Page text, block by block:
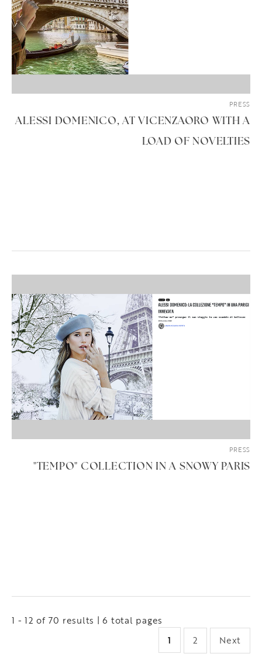
PRESS
ALESSI DOMENICO, AT VICENZAORO WITH A
LOAD OF NOVELTIES
PRESS
"TEMPO" COLLECTION IN A SNOWY PARIS
1 - 12 of 70 results | 6 total pages
1 2 Next